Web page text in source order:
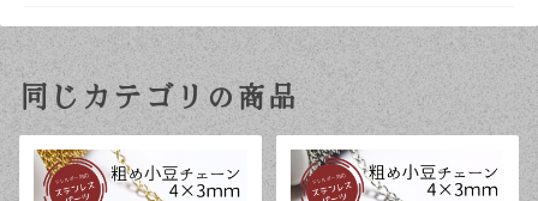
同じカテゴリの商品